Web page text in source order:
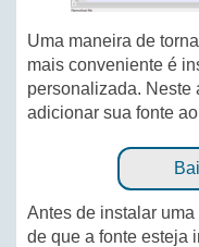
Uma maneira de
mais conveniente é
personalizada. Neste
adicionar sua fonte
Antes de instalar
de que a fonte esteja